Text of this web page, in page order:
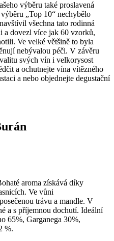
výběru také proslavená
„Top 10“ nechybělo
všechna tato rodinná
a dovezl více jak 60 vzorků,
Ve velké většině to byla
nebývalou péči. V závěru
svých vín i velkorysost
a ochutnejte vína vítězného
a nebo objednejte degustační
aroma získává díky
Ve vůni
trávu a mandle. V
a s příjemnou dochutí. Ideální
65%, Garganega 30%,
%.